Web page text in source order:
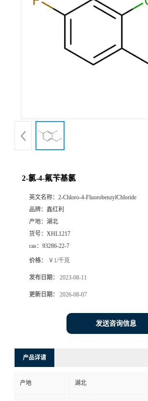
2-氯-4-氟苄基氯
英文名称： 2-Chloro-4-FluorobenzylChloride
品牌： 鑫红利
产地： 湖北
货号： XHL1217
cas： 93286-22-7
价格： ￥1/千克
发布日期： 2023-08-11
更新日期： 2026-08-07
发送咨询信息
产品详请
产地 湖北